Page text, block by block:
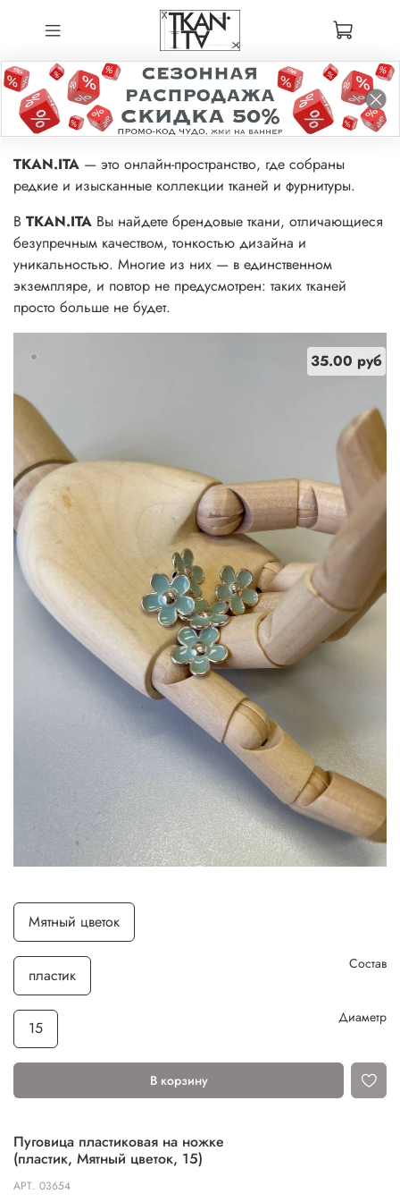
TKAN.ITA — это онлайн-пространство, где собраны
редкие и изысканные коллекции тканей и фурнитуры.
В TKAN.ITA Вы найдете брендовые ткани, отличающиеся
безупречным качеством, тонкостью дизайна и
уникальностью. Многие из них — в единственном
экземпляре, и повтор не предусмотрен: таких тканей
просто больше не будет.
Пуговица пластиковая на ножке
(пластик, Мятный цветок, 15)
35.00 руб
АРТ. 03654
В корзину
Мятный цветок
Состав
пластик
Диаметр
15